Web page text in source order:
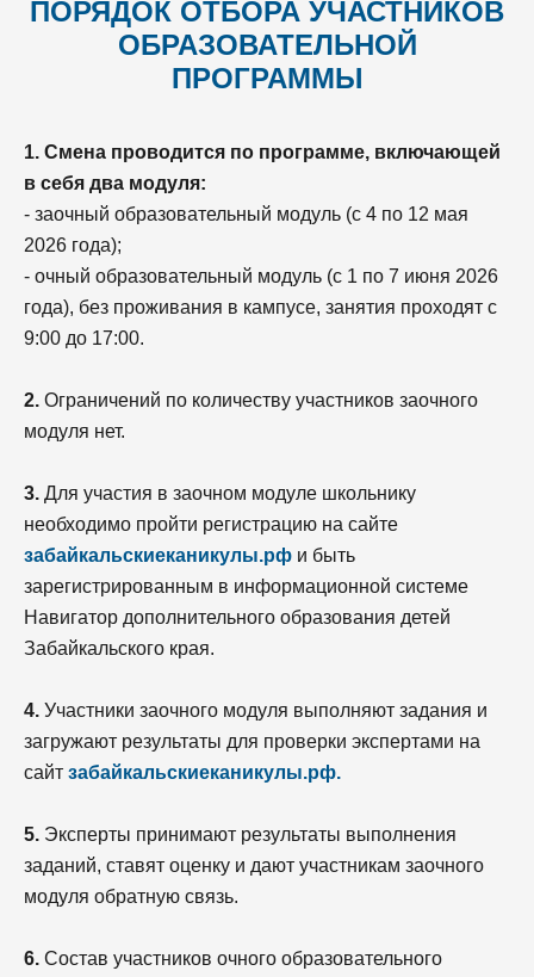
ПОРЯДОК ОТБОРА УЧАСТНИКОВ
ОБРАЗОВАТЕЛЬНОЙ
ПРОГРАММЫ
1. Смена проводится по программе, включающей
в себя два модуля:
- заочный образовательный модуль (с 4 по 12 мая
2026 года);
- очный образовательный модуль (с 1 по 7 июня 2026
года), без проживания в кампусе, занятия проходят с
9:00 до 17:00.
2. Ограничений по количеству участников заочного
модуля нет.
3. Для участия в заочном модуле школьнику
необходимо пройти регистрацию на сайте
забайкальскиеканикулы.рф и быть
зарегистрированным в информационной системе
Навигатор дополнительного образования детей
Забайкальского края.
4. Участники заочного модуля выполняют задания и
загружают результаты для проверки экспертами на
сайт забайкальскиеканикулы.рф.
5. Эксперты принимают результаты выполнения
заданий, ставят оценку и дают участникам заочного
модуля обратную связь.
6. Состав участников очного образовательного